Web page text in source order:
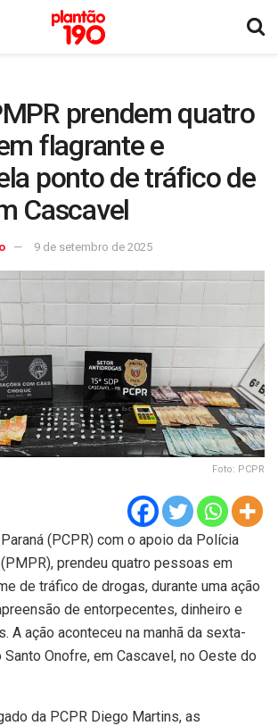
prendem quatro
flagrante e
ponto de tráfico de
Cascavel
9 de setembro de 2025
Foto: PCPR
(PCPR) com o apoio da Polícia
prendeu quatro pessoas em
de tráfico de drogas, durante uma ação
de entorpecentes, dinheiro e
A ação aconteceu na manhã da sexta-
Onofre, em Cascavel, no Oeste do
da PCPR Diego Martins, as